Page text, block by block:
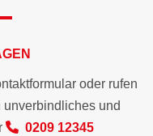
oder rufen
und
0209 12345